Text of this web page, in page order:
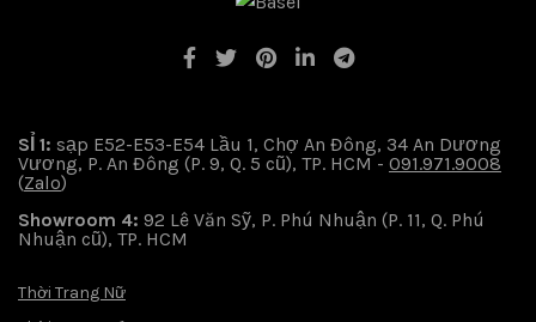
SỈ 1: sạp E52-E53-E54 Lầu 1, Chợ An Đông, 34 An Dương
Vương, P. An Đông (P. 9, Q. 5 cũ), TP. HCM - 091.971.9008
(Zalo)
Showroom 4: 92 Lê Văn Sỹ, P. Phú Nhuận (P. 11, Q. Phú
Nhuận cũ), TP. HCM
Thời Trang Nữ